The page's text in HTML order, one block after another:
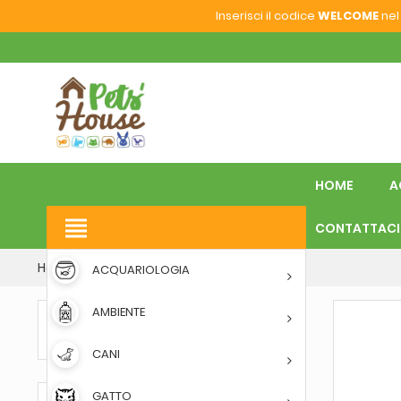
Inserisci il codice WELCOMEnel
HOME
CONTATTACI
view_headline
ACQUARIOLOGIA
AMBIENTE
CANI
GATTO
Home RETTILI FONDI E SABBIE